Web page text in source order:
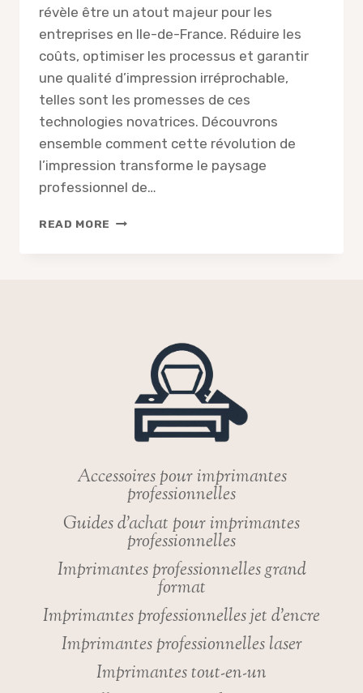
révèle être un atout majeur pour les
entreprises en Ile-de-France. Réduire les
coûts, optimiser les processus et garantir
une qualité d’impression irréprochable,
telles sont les promesses de ces
technologies novatrices. Découvrons
ensemble comment cette révolution de
l’impression transforme le paysage
professionnel de…
READ MORE COMMENT
FRANCE
Accessoires pour imprimantes
professionnelles
Guides d’achat pour imprimantes
professionnelles
Imprimantes professionnelles grand
format
Imprimantes professionnelles jet d’encre
Imprimantes professionnelles laser
Imprimantes tout-en-un